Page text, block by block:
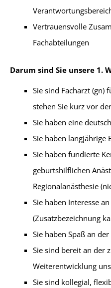
Vertrauensvolle
Fachabteilungen
Darum sind Sie unsere 1.
Sie sind Facharzt (gn)
stehen Sie kurz vor
Sie haben eine
Sie haben langjährige
Sie haben fundierte
geburtshilflichen
Regionalanästhesie
Sie haben Interesse
(Zusatzbezeichnung
Sie haben Spaß an
Sie sind bereit an der
Weiterentwicklung
Sie sind kollegial,